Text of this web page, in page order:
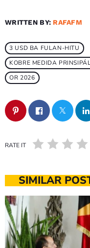
WRITTEN BY: RAFAFM
3 USD BA FULAN-HITU
KOBRE MEDIDA
OR 2026
RATE IT
SIMILAR